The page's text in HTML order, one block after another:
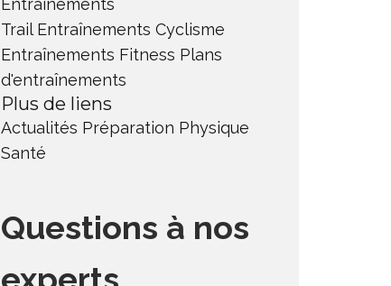
Entraînements
Trail Entraînements Cyclisme
Entraînements Fitness Plans
d'entraînements
Plus de liens
Actualités Préparation Physique
Santé
Questions à nos